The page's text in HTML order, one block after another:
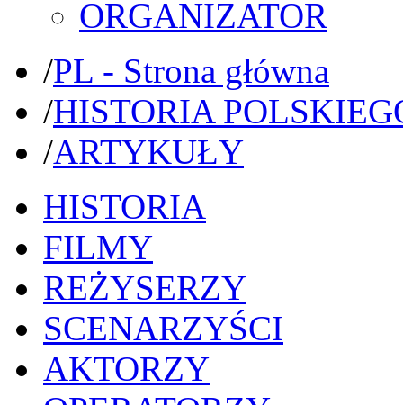
ORGANIZATOR
/PL - Strona główna
/HISTORIA
/ARTYKUŁY
HISTORIA
FILMY
REŻYSERZY
SCENARZYŚCI
AKTORZY